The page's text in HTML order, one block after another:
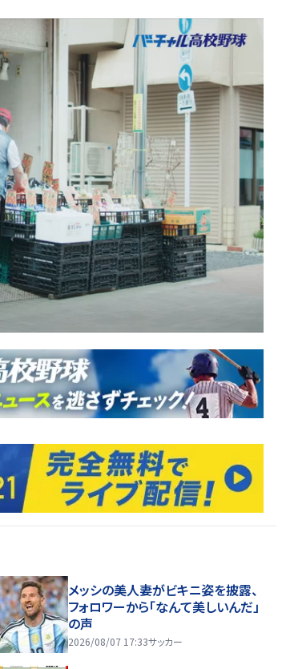
メッシの美人妻がビキニ姿を披露、
フォロワーから「なんて美しいんだ」
の声
2026/08/07 17:33サッカー